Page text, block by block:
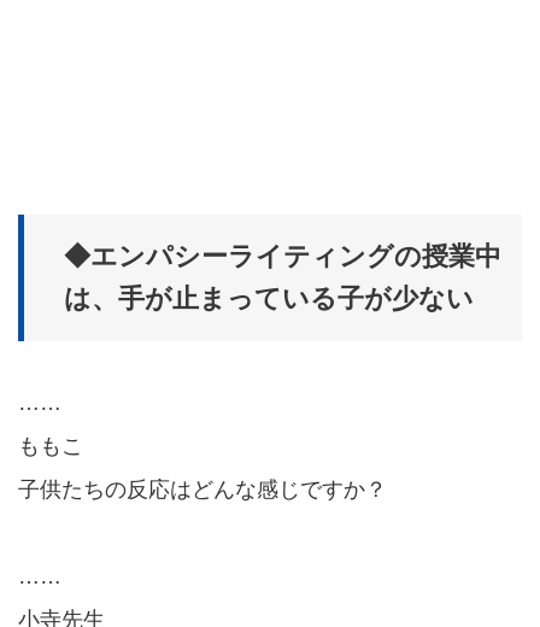
◆エンパシーライティングの授業中
は、手が止まっている子が少ない
……
ももこ
子供たちの反応はどんな感じですか？
……
小寺先生